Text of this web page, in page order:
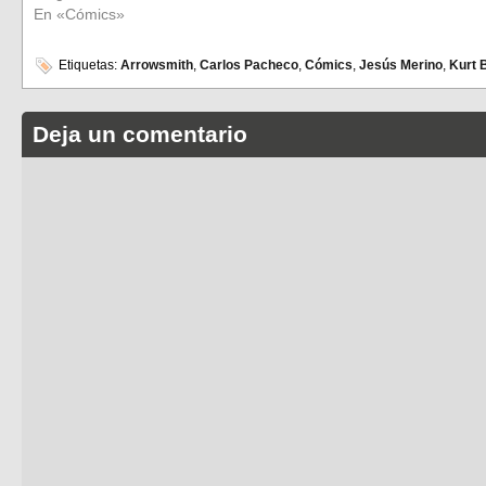
En «Cómics»
Etiquetas: Arrowsmith, Carlos Pacheco, Cómics, Jesús Merino, Kurt
Deja un comentario